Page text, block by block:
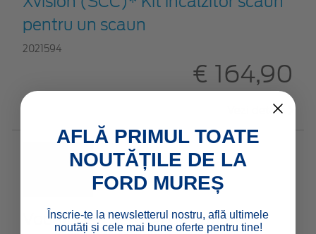
pentru un scaun
2021594
€ 164,90
Vezi detalii
Vodafone* Senzori de parcare
AFLĂ PRIMUL TOATE
NOUTĂȚILE DE LA
FORD MUREȘ
Înscrie-te la newsletterul nostru, află ultimele
noutăți și cele mai bune oferte pentru tine!